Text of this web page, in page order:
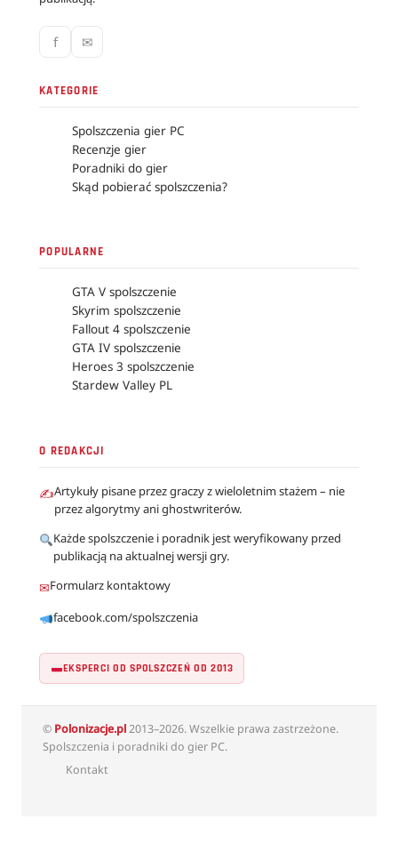
f ✉
KATEGORIE
Spolszczenia gier PC
Recenzje gier
Poradniki do gier
Skąd pobierać spolszczenia?
POPULARNE
GTA V spolszczenie
Skyrim spolszczenie
Fallout 4 spolszczenie
GTA IV spolszczenie
Heroes 3 spolszczenie
Stardew Valley PL
O REDAKCJI
✍Artykuły pisane przez graczy z wieloletnim stażem – nie
przez algorytmy ani ghostwriterów.
Każde spolszczenie i poradnik jest weryfikowany przed
publikacją na aktualnej wersji gry.
✉Formularz kontaktowy
facebook.com/spolszczenia
EKSPERCI OD SPOLSZCZEŃ OD 2013
© Polonizacje.pl2013–2026. Wszelkie prawa zastrzeżone.
Spolszczenia i poradniki do gier PC.
Kontakt